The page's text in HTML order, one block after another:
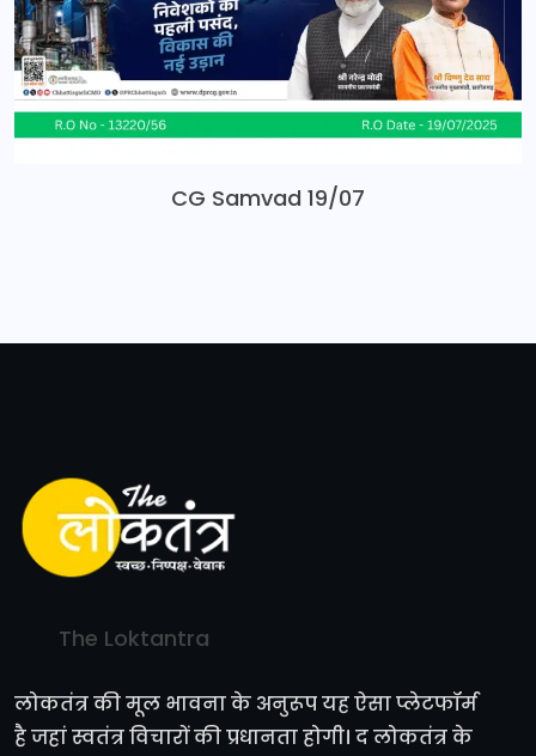
CG Samvad 19/07
The Loktantra
लोकतंत्र की मूल भावना के अनुरूप यह ऐसा प्लेटफॉर्म
है जहां स्वतंत्र विचारों की प्रधानता होगी। द लोकतंत्र के